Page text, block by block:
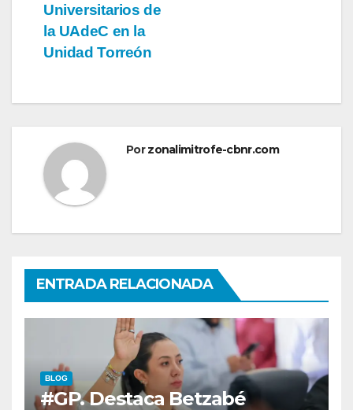
Universitarios de
la UAdeC en la
Unidad Torreón
Porzonalimitrofe-cbnr.com
ENTRADA RELACIONADA
BLOG
#GP. Destaca Betzabé